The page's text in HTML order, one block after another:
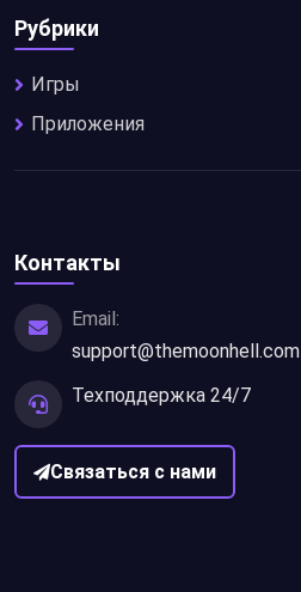
Рубрики
Игры
Приложения
Контакты
Email:
support@themoonhell.com
Техподдержка 24/7
Связаться с нами